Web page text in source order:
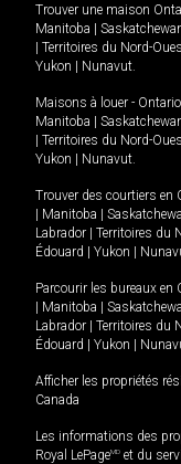
Trouver une maison
Manitoba
Territoires du Nord-
Yukon
Nunavut.
Maisons à louer - Ontario
Manitoba
Territoires du Nord-
Yukon
Nunavut.
Trouver des courtiers en
Manitoba
Labrador
Territoires du
Édouard
Yukon
Parcourir les bureaux en
Manitoba
Labrador
Territoires du
Édouard
Yukon
Afficher les propriétés
Canada
Les informations des
Royal LePageMD et du